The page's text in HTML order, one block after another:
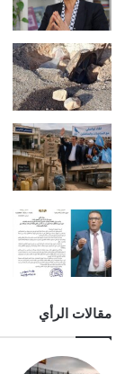
مقالات الرأي